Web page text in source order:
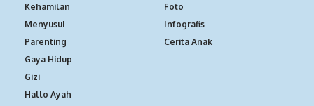
Kehamilan
Menyusui
Parenting
Gaya Hidup
Gizi
Hallo Ayah
Foto
Infografis
Cerita Anak